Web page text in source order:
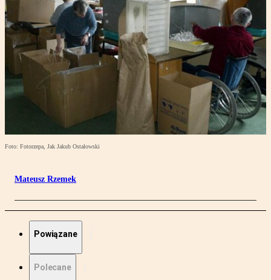
Foto: Fotorzepa, Jak Jakub Ostałowski
Mateusz Rzemek
Powiązane
Polecane